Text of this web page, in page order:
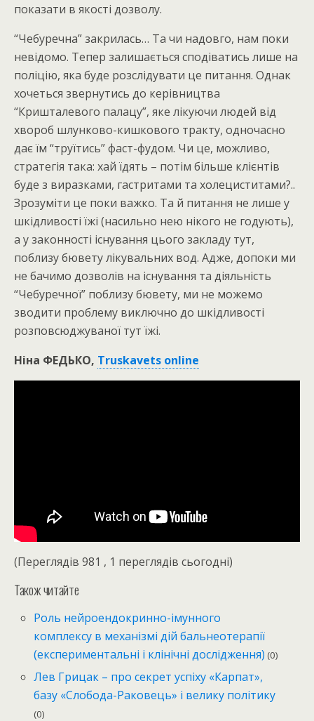
показати в якості дозволу.
“Чебуречна” закрилась… Та чи надовго, нам поки
невідомо. Тепер залишається сподіватись лише на
поліцію, яка буде розслідувати це питання. Однак
хочеться звернутись до керівництва
“Кришталевого палацу”, яке лікуючи людей від
хвороб шлунково-кишкового тракту, одночасно
дає їм “труїтись” фаст-фудом. Чи це, можливо,
стратегія така: хай їдять – потім більше клієнтів
буде з виразками, гастритами та холециститами?..
Зрозуміти це поки важко. Та й питання не лише у
шкідливості їжі (насильно нею нікого не годують),
а у законності існування цього закладу тут,
поблизу бювету лікувальних вод. Адже, допоки ми
не бачимо дозволів на існування та діяльність
“Чебуречної” поблизу бювету, ми не можемо
зводити проблему виключно до шкідливості
розповсюджуваної тут їжі.
Ніна ФЕДЬКО, Truskavets online
(Переглядів 981 , 1 переглядів сьогодні)
Також читайте
Роль нейроендокринно-імунного
комплексу в механізмі дій бальнеотерапії
(експериментальні і клінічні дослідження) (0)
Лев Грицак – про секрет успіху «Карпат»,
базу «Слобода-Раковець» і велику політику
(0)